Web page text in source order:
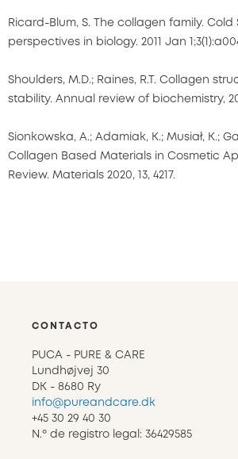
Ricard-Blum, S. The collagen family. Cold
perspectives in biology. 2011 Jan
Shoulders, M.D.; Raines, R.T. Collagen
stability. Annual review of biochemistry,
Sionkowska, A.; Adamiak, K.; Musiał, K.;
Collagen Based Materials in Cosmetic
Review. Materials 2020, 13, 4217.
CONTACTO
PUCA - PURE & CARE
Lundhøjvej 30
DK - 8680 Ry
info@pureandcare.dk
+45 30 29 40 30
N.º de registro legal: 36429585